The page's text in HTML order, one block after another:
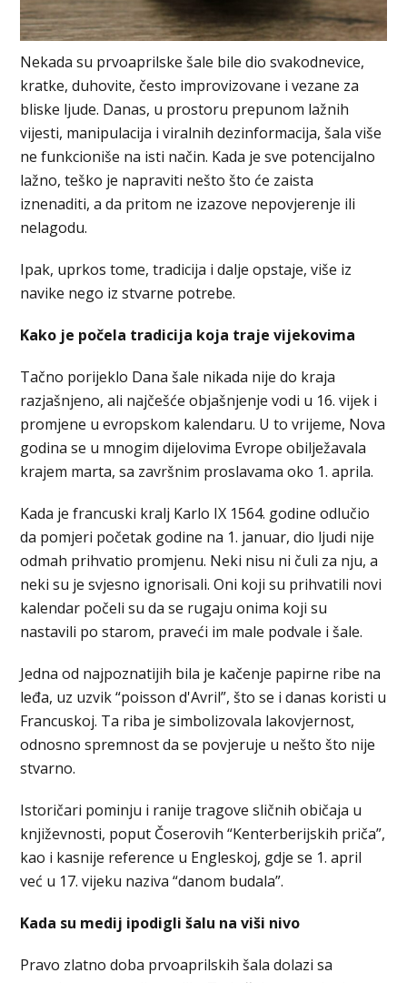
Nekada su prvoaprilske šale bile dio svakodnevice,
kratke, duhovite, često improvizovane i vezane za
bliske ljude. Danas, u prostoru prepunom lažnih
vijesti, manipulacija i viralnih dezinformacija, šala više
ne funkcioniše na isti način. Kada je sve potencijalno
lažno, teško je napraviti nešto što će zaista
iznenaditi, a da pritom ne izazove nepovjerenje ili
nelagodu.
Ipak, uprkos tome, tradicija i dalje opstaje, više iz
navike nego iz stvarne potrebe.
Kako je počela tradicija koja traje vijekovima
Tačno porijeklo Dana šale nikada nije do kraja
razjašnjeno, ali najčešće objašnjenje vodi u 16. vijek i
promjene u evropskom kalendaru. U to vrijeme, Nova
godina se u mnogim dijelovima Evrope obilježavala
krajem marta, sa završnim proslavama oko 1. aprila.
Kada je francuski kralj Karlo IX 1564. godine odlučio
da pomjeri početak godine na 1. januar, dio ljudi nije
odmah prihvatio promjenu. Neki nisu ni čuli za nju, a
neki su je svjesno ignorisali. Oni koji su prihvatili novi
kalendar počeli su da se rugaju onima koji su
nastavili po starom, praveći im male podvale i šale.
Jedna od najpoznatijih bila je kačenje papirne ribe na
leđa, uz uzvik “poisson d'Avril”, što se i danas koristi u
Francuskoj. Ta riba je simbolizovala lakovjernost,
odnosno spremnost da se povjeruje u nešto što nije
stvarno.
Istoričari pominju i ranije tragove sličnih običaja u
književnosti, poput Čoserovih “Kenterberijskih priča”,
kao i kasnije reference u Engleskoj, gdje se 1. april
već u 17. vijeku naziva “danom budala”.
Kada su medij ipodigli šalu na viši nivo
Pravo zlatno doba prvoaprilskih šala dolazi sa